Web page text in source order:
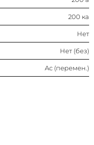
200 ка
Нет
Нет (без)
Ac (перемен.)